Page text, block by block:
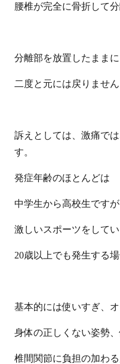
腰椎が完全に骨折して分
分離部を放置したまま
二度と元には戻りません
訴えとしては、激痛で
す。
発症年齢のほとんどは
中学生から高校生ですが
激しいスポーツをしてい
20歳以上でも発生する場
基本的には使いすぎ、
身体の正しくない姿勢
椎間関節に負担の加わ